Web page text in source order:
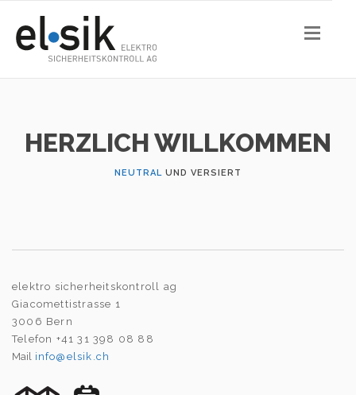
HERZLICH WILLKOMMEN
NEUTRAL UND VERSIERT
elektro sicherheitskontroll ag
Giacomettistrasse 1
3006 Bern
Telefon +41 31 398 08 88
Mail info@elsik.ch